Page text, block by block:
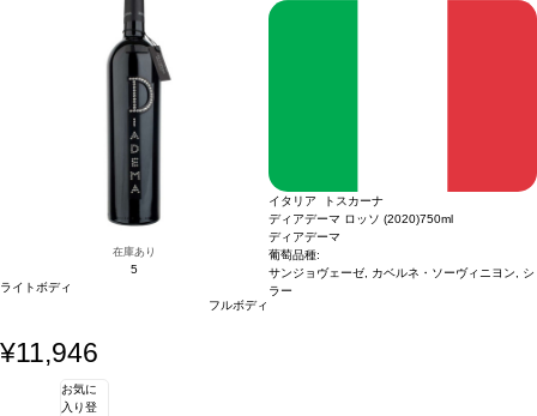
が同様の場合は自動的に次のヴィンテージに変更されます、ご了承ください。
在庫あり
5
ライトボディ
フルボディ
イタリア トスカーナ
ディアデーマ ロッソ (2020)750ml
ディアデーマ
葡萄品種:
サンジョヴェーゼ, カベルネ・ソーヴィニヨン, シ
ラー
¥11,946
お気に
入り登